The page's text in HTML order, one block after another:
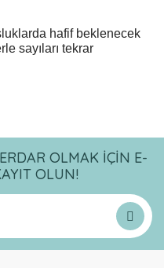
hafif beklenecek
sayıları tekrar
OLMAK İÇİN E-
OLUN!